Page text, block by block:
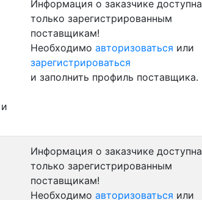
и
Информация о заказчике доступна
только зарегистрированным
поставщикам!
Необходимо авторизоваться или
зарегистрироваться
и заполнить профиль поставщика.
Информация о заказчике доступна
только зарегистрированным
поставщикам!
Необходимо авторизоваться или